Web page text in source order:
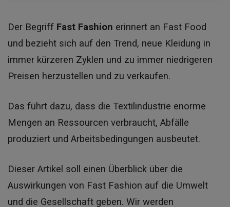
Der Begriff Fast Fashion erinnert an Fast Food
und bezieht sich auf den Trend, neue Kleidung in
immer kürzeren Zyklen und zu immer niedrigeren
Preisen herzustellen und zu verkaufen.
Das führt dazu, dass die Textilindustrie enorme
Mengen an Ressourcen verbraucht, Abfälle
produziert und Arbeitsbedingungen ausbeutet.
Dieser Artikel soll einen Überblick über die
Auswirkungen von Fast Fashion auf die Umwelt
und die Gesellschaft geben. Wir werden